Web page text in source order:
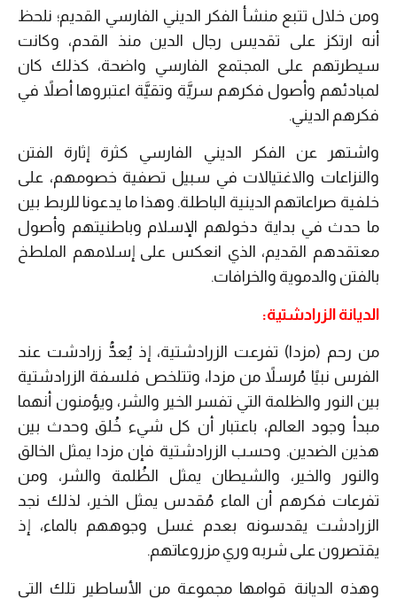
ومن خلال تتبع منشأ الفكر الديني الفارسي القديم؛ نلحظ
أنه ارتكز على تقديس رجال الدين منذ القدم، وكانت
سيطرتهم على المجتمع الفارسي واضحة، كذلك كان
لمبادئهم وأصول فكرهم سريَّة وتقيَّة اعتبروها أصلاً في
فكرهم الديني.
واشتهر عن الفكر الديني الفارسي كثرة إثارة الفتن
والنزاعات والاغتيالات في سبيل تصفية خصومهم، على
خلفية صراعاتهم الدينية الباطلة. وهذا ما يدعونا للربط بين
ما حدث في بداية دخولهم الإسلام وباطنيتهم وأصول
معتقدهم القديم، الذي انعكس على إسلامهم الملطخ
بالفتن والدموية والخرافات.
الديانة الزرادشتية:
من رحم (مزدا) تفرعت الزرادشتية، إذ يُعدُّ زرادشت عند
الفرس نبيًا مُرسلاً من مزدا، وتتلخص فلسفة الزرادشتية
بين النور والظلمة التي تفسر الخير والشر، ويؤمنون أنهما
مبدأ وجود العالم، باعتبار أن كل شيء خُلق وحدث بين
هذين الضدين. وحسب الزرادشتية فإن مزدا يمثل الخالق
والنور والخير، والشيطان يمثل الظُلمة والشر، ومن
تفرعات فكرهم أن الماء مُقدس يمثل الخير، لذلك نجد
الزرادشت يقدسونه بعدم غسل وجوههم بالماء، إذ
يقتصرون على شربه وري مزروعاتهم.
وهذه الديانة قوامها مجموعة من الأساطير تلك التي